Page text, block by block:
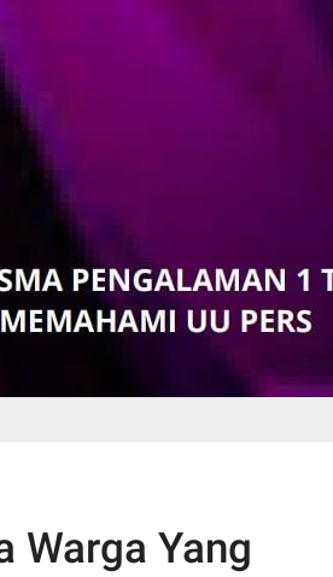
Warga Yang